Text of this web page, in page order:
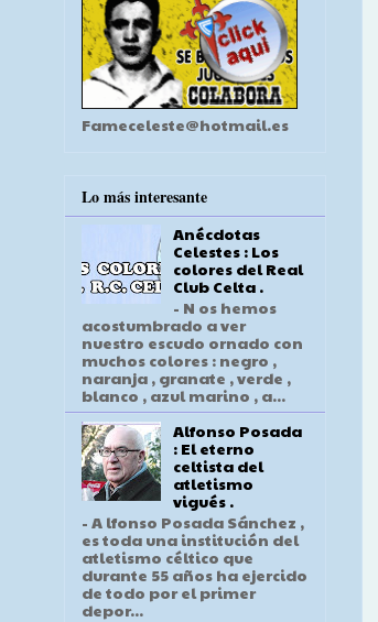
Fameceleste@hotmail.es
Lo más interesante
Anécdotas
Celestes : Los
colores del Real
Club Celta .
- N os hemos
acostumbrado a ver
nuestro escudo ornado con
muchos colores : negro ,
naranja , granate , verde ,
blanco , azul marino , a...
Alfonso Posada
: El eterno
celtista del
atletismo
vigués .
- A lfonso Posada Sánchez ,
es toda una institución del
atletismo céltico que
durante 55 años ha ejercido
de todo por el primer
depor...